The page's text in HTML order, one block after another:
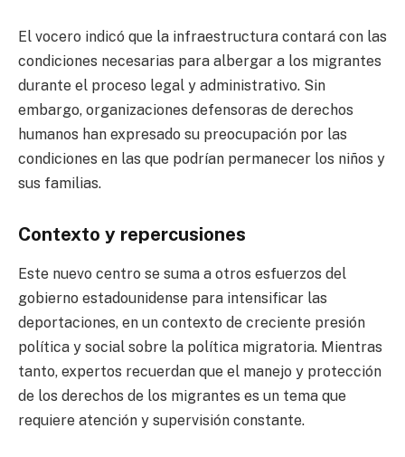
El vocero indicó que la infraestructura contará con las
condiciones necesarias para albergar a los migrantes
durante el proceso legal y administrativo. Sin
embargo, organizaciones defensoras de derechos
humanos han expresado su preocupación por las
condiciones en las que podrían permanecer los niños y
sus familias.
Contexto y repercusiones
Este nuevo centro se suma a otros esfuerzos del
gobierno estadounidense para intensificar las
deportaciones, en un contexto de creciente presión
política y social sobre la política migratoria. Mientras
tanto, expertos recuerdan que el manejo y protección
de los derechos de los migrantes es un tema que
requiere atención y supervisión constante.